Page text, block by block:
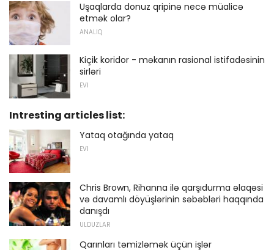
Uşaqlarda donuz qripinə necə müalicə
etmək olar?
ANALIQ
Kiçik koridor - məkanın rasional istifadəsinin
sirləri
EVI
Intresting articles list:
Yataq otağında yataq
EVI
Chris Brown, Rihanna ilə qarşıdurma əlaqəsi
və davamlı döyüşlərinin səbəbləri haqqında
danışdı
ULDUZLAR
Qarınları təmizləmək üçün işlər